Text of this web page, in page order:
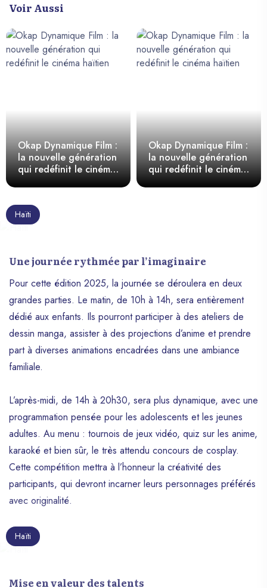
Voir Aussi
Okap Dynamique Film :
la nouvelle génération
qui redéfinit le cinéma
haïtien
Okap Dynamique Film :
la nouvelle génération
qui redéfinit le cinéma
haïtien
Haïti
Une journée rythmée par l’imaginaire
Pour cette édition 2025, la journée se déroulera en deux
grandes parties. Le matin, de 10h à 14h, sera entièrement
dédié aux enfants. Ils pourront participer à des ateliers de
dessin manga, assister à des projections d’anime et prendre
part à diverses animations encadrées dans une ambiance
familiale.
L’après-midi, de 14h à 20h30, sera plus dynamique, avec une
programmation pensée pour les adolescents et les jeunes
adultes. Au menu : tournois de jeux vidéo, quiz sur les anime,
karaoké et bien sûr, le très attendu concours de cosplay.
Cette compétition mettra à l’honneur la créativité des
participants, qui devront incarner leurs personnages préférés
avec originalité.
Haïti
Mise en valeur des talents